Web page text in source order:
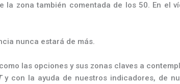
zona también comentada de los 50. En el
nunca estará de más.
las opciones y sus zonas claves a
y con la ayuda de nuestros indicadores, de